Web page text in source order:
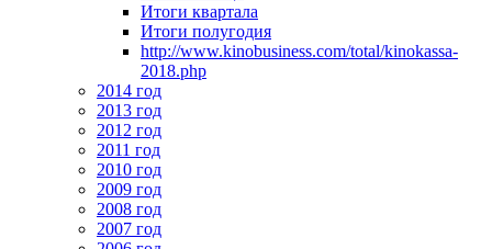
Итоги квартала
Итоги полугодия
http://www.kinobusiness.com/total/kinokassa-
2018.php
2014 год
2013 год
2012 год
2011 год
2010 год
2009 год
2008 год
2007 год